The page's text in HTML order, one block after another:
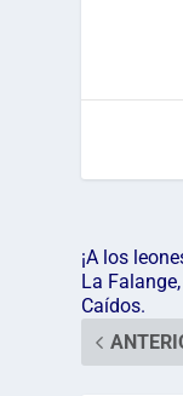
¡A los
La
Caídos.